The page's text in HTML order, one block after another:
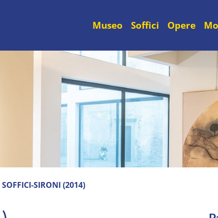
Museo Soffici Opere
SOFFICI-SIRONI (2014)